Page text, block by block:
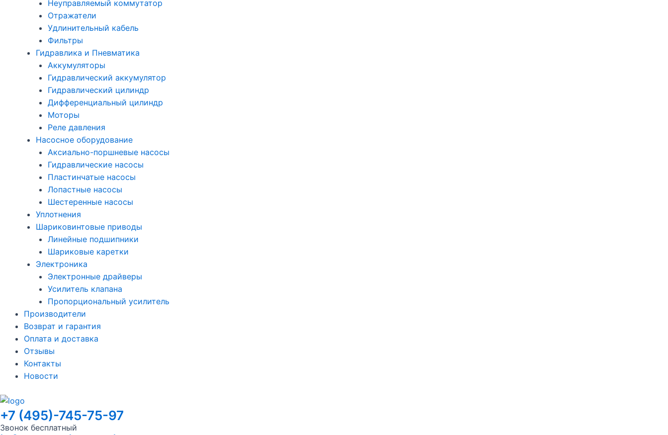
Неуправляемый коммутатор
Отражатели
Удлинительный кабель
Фильтры
Гидравлика и Пневматика
Аккумуляторы
Гидравлический аккумулятор
Гидравлический цилиндр
Дифференциальный цилиндр
Моторы
Реле давления
Насосное оборудование
Аксиально-поршневые насосы
Гидравлические насосы
Пластинчатые насосы
Лопастные насосы
Шестеренные насосы
Уплотнения
Шариковинтовые приводы
Линейные подшипники
Шариковые каретки
Электроника
Электронные драйверы
Усилитель клапана
Пропорциональный усилитель
Производители
Возврат и гарантия
Оплата и доставка
Отзывы
Контакты
Новости
+7 (495)-745-75-97
Звонок бесплатный